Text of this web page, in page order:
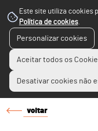
Este site utiliza cookies
Política de cookies.
Personalizar cookies
Aceitar todos os
Desativar cookies não
voltar